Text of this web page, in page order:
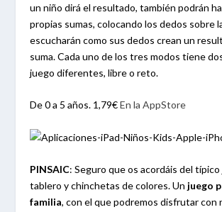
un niño dirá el resultado, también podrán
propias sumas, colocando los dedos sobre
escucharán como sus dedos crean un
suma. Cada uno de los tres modos tiene
juego diferentes, libre o reto.
De 0 a 5 años. 1,79€En la AppStore
PINSAIC: Seguro que os acordáis del
tablero y chinchetas de colores. Un juego
familia, con el que podremos disfrutar con